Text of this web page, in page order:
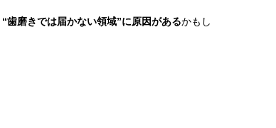
“歯磨きでは届かない領域”に原因があるかもし